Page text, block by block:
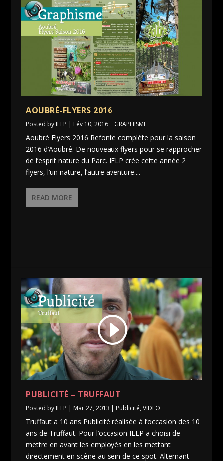
AOUBRÉ-FLYERS 2016
Posted by IELP | Fév 10, 2016 | GRAPHISME
Aoubré Flyers 2016 Refonte complète pour la saison
2016 d’Aoubré. De nouveaux flyers pour se rapprocher
de l’esprit nature du Parc. IELP crée cette année 2
flyers, l’un nature, l’autre aventure....
READ MORE
PUBLICITÉ – TRUFFAUT
Posted by IELP | Mar 27, 2013 | Publicité,VIDEO
Truffaut a 10 ans Publicité réalisée à l’occasion des 10
ans de Truffaut. Pour l’occasion IELP a choisi de
mettre en avant les employés en les mettant
directement en scène au sein de ce spot. Alternant